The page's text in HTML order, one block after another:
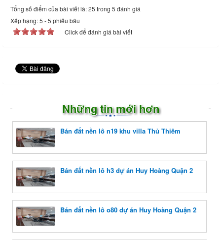
Tổng số điểm của bài viết là: 25 trong 5 đánh giá
Xếp hạng:5 -5 phiếu bầu
Click để đánh giá bài viết
Những tin mới hơn
Bán đất nền lô n19 khu villa Thủ Thiêm
Bán đất nền lô h3 dự án Huy Hoàng Quận 2
Bán đất nền lô o80 dự án Huy Hoàng Quận 2